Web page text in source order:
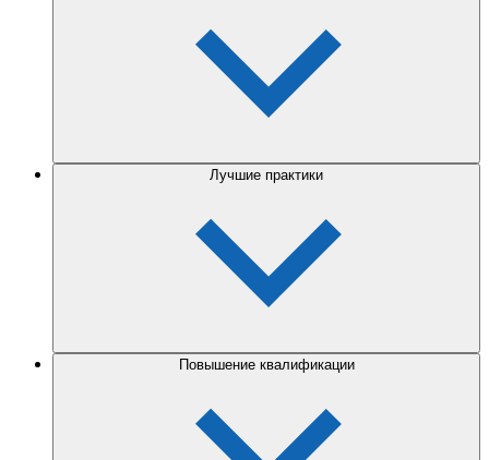
Лучшие практики
Повышение квалификации